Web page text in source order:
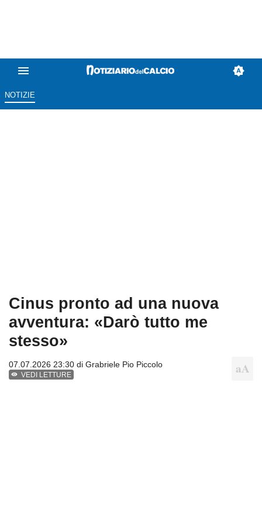
NOTIZIE
Cinus pronto ad una nuova
avventura: «Darò tutto me
stesso»
07.07.2026 23:30 di Grabriele Pio Piccolo
VEDI LETTURE